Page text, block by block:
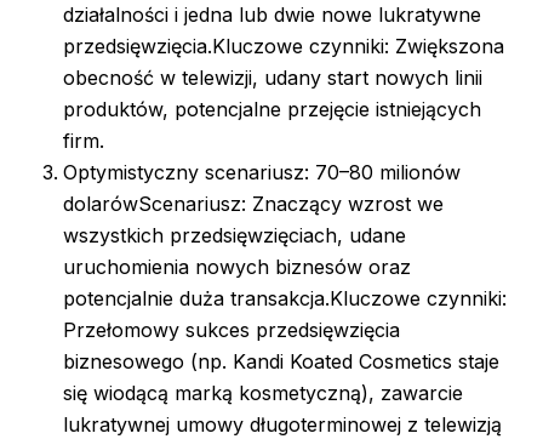
działalności i jedna lub dwie nowe lukratywne
przedsięwzięcia.Kluczowe czynniki: Zwiększona
obecność w telewizji, udany start nowych linii
produktów, potencjalne przejęcie istniejących
firm.
Optymistyczny scenariusz: 70–80 milionów
dolarówScenariusz: Znaczący wzrost we
wszystkich przedsięwzięciach, udane
uruchomienia nowych biznesów oraz
potencjalnie duża transakcja.Kluczowe czynniki:
Przełomowy sukces przedsięwzięcia
biznesowego (np. Kandi Koated Cosmetics staje
się wiodącą marką kosmetyczną), zawarcie
lukratywnej umowy długoterminowej z telewizją